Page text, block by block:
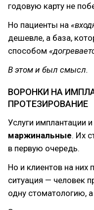
годовую карту не
Но пациенты на
дешевле, а база,
способом
В этом и был смысл.
ВОРОНКИ НА
ПРОТЕЗИРОВАНИЕ
Услуги имплантации
маржинальные. Их
в первую очередь.
Но и клиентов на них
ситуация — человек
одну стоматологию,